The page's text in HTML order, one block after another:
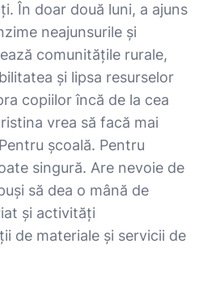
În doar două luni, a ajuns
neajunsurile și
comunitățile rurale,
și lipsa resurselor
copiilor încă de la cea
vrea să facă mai
școală. Pentru
singură. Are nevoie de
să dea o mână de
și activități
de materiale și servicii de